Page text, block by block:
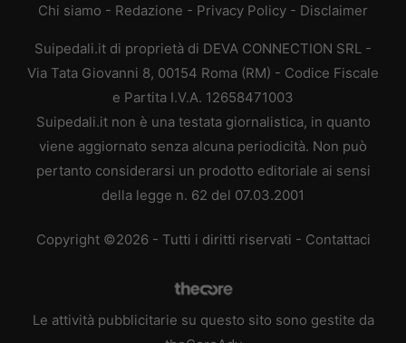
Chi siamo - Redazione - Privacy Policy - Disclaimer
Suipedali.it di proprietà di DEVA CONNECTION SRL -
Via Tata Giovanni 8, 00154 Roma (RM) - Codice Fiscale
e Partita I.V.A. 12658471003
Suipedali.it non è una testata giornalistica, in quanto
viene aggiornato senza alcuna periodicità. Non può
pertanto considerarsi un prodotto editoriale ai sensi
della legge n. 62 del 07.03.2001
Copyright ©2026 - Tutti i diritti riservati - Contattaci
Le attività pubblicitarie su questo sito sono gestite da